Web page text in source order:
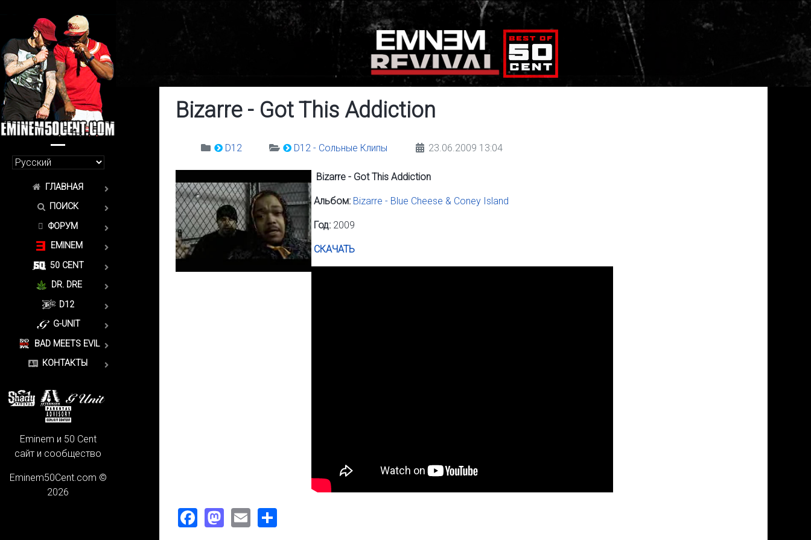
Bizarre - Got This Addiction
D12 D12 - Сольные Клипы 23.06.2009 13:04
Bizarre - Got This Addiction
Альбом: Bizarre - Blue Cheese & Coney Island
Год: 2009
СКАЧАТЬ
Facebook
Mastodon
Email
ГЛАВНАЯ
ПОИСК
ФОРУМ
EMINEM
50 CENT
DR. DRE
D12
G-UNIT
BAD MEETS EVIL
КОНТАКТЫ
Eminem и 50 Cent
сайт и сообщество
Eminem50Cent.com ©
2026